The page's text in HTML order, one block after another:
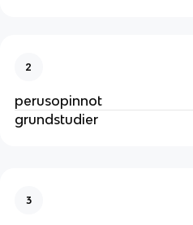
2
perusopinnot
grundstudier
3